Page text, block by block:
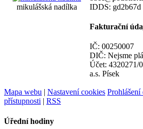
mikulášská nadílka
IDDS: gd2b67d
Fakturační
IČ: 00250007
DIČ: Nejsme
Účet: 4320271/
a.s. Písek
Mapa webu | Nastavení cookies Prohlášení
přístupnosti | RSS
Úřední hodiny